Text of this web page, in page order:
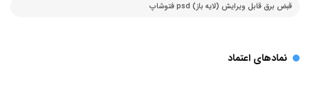
قبض برق قابل ویرایش (لایه باز) psd فتوشاپ
نمادهای اعتماد